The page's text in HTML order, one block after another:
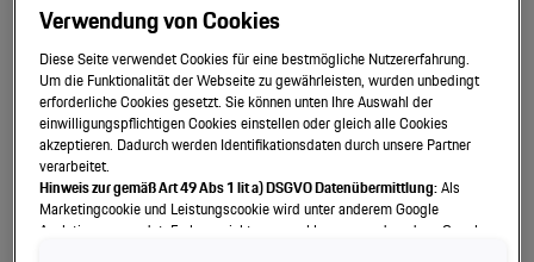
Zur Modellseite
Konfigurieren Konfigurieren
Verwendung von Cookies
Diese Seite verwendet Cookies für eine bestmögliche Nutzererfahrung.
Um die Funktionalität der Webseite zu gewährleisten, wurden unbedingt
erforderliche Cookies gesetzt. Sie können unten Ihre Auswahl der
einwilligungspflichtigen Cookies einstellen oder gleich alle Cookies
akzeptieren. Dadurch werden Identifikationsdaten durch unsere Partner
verarbeitet.
Hinweis zur gemäß Art 49 Abs 1 lit a) DSGVO Datenübermittlung:Als
Marketingcookie und Leistungscookie wird unter anderem Google
Analytics verwendet. Es kann nicht ausgeschlossen werden, dass Google